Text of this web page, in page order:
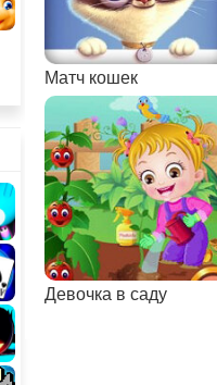
Матч кошек
Девочка в саду